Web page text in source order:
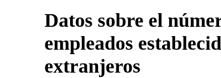
Datos sobre el
empleados
extranjeros